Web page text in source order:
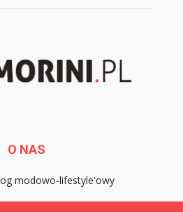
O NAS
modowo-lifestyle'owy